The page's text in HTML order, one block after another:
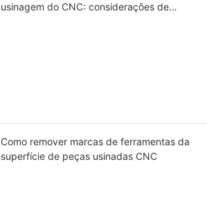
usinagem do CNC: considerações de
Como remover marcas de ferramentas da
superfície de peças usinadas CNC